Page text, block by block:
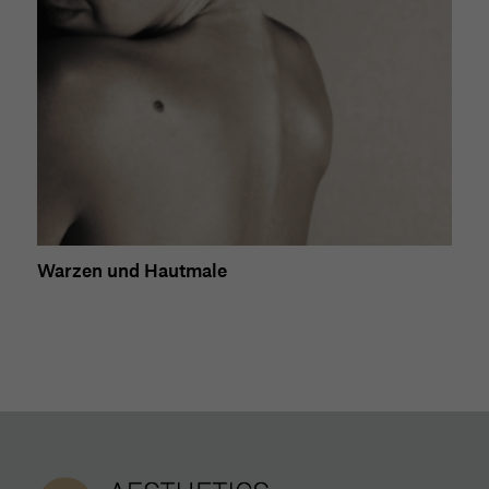
Warzen und Hautmale